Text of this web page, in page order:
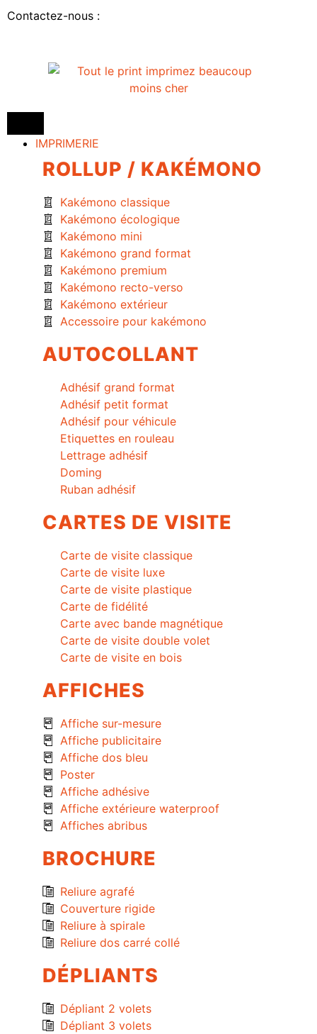
Contactez-nous :
IMPRIMERIE
ROLLUP / KAKÉMONO
Kakémono classique
Kakémono écologique
Kakémono mini
Kakémono grand format
Kakémono premium
Kakémono recto-verso
Kakémono extérieur
Accessoire pour kakémono
AUTOCOLLANT
Adhésif grand format
Adhésif petit format
Adhésif pour véhicule
Etiquettes en rouleau
Lettrage adhésif
Doming
Ruban adhésif
CARTES DE VISITE
Carte de visite classique
Carte de visite luxe
Carte de visite plastique
Carte de fidélité
Carte avec bande magnétique
Carte de visite double volet
Carte de visite en bois
AFFICHES
Affiche sur-mesure
Affiche publicitaire
Affiche dos bleu
Poster
Affiche adhésive
Affiche extérieure waterproof
Affiches abribus
BROCHURE
Reliure agrafé
Couverture rigide
Reliure à spirale
Reliure dos carré collé
DÉPLIANTS
Dépliant 2 volets
Dépliant 3 volets